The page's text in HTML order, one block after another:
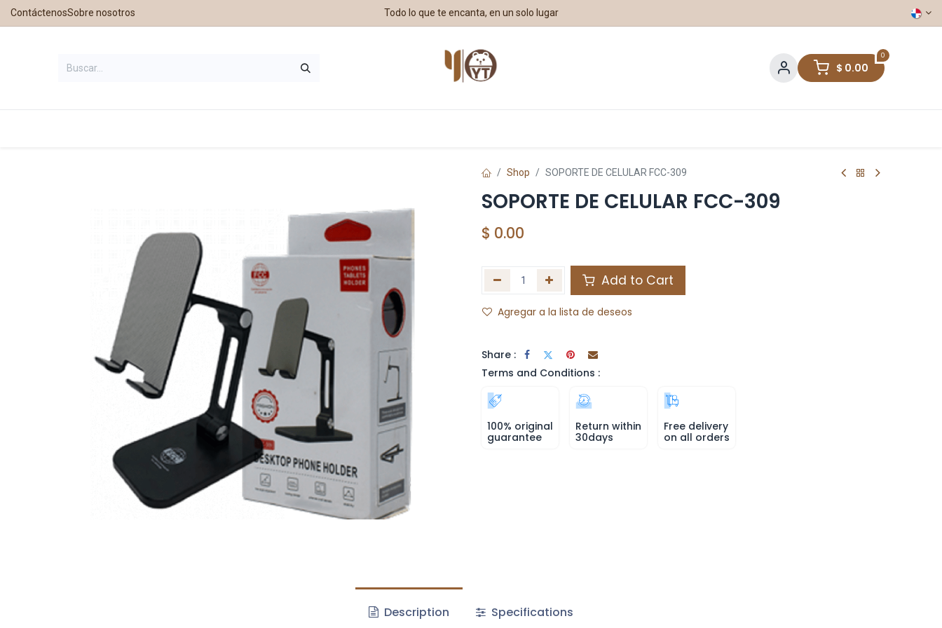
ContáctenosSobre nosotros Todo lo que te encanta, en un solo lugar
0
$ 0.00
Shop SOPORTE DE CELULAR FCC-309
SOPORTE DE CELULAR FCC-309
$ 0.00
Add to Cart
Agregar a la lista de deseos
Share :
Terms and Conditions :
100% original
guarantee
Return within
30days
Free delivery
on all orders
Description Specifications